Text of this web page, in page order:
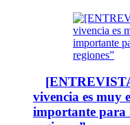
vivencia es muy
importante para